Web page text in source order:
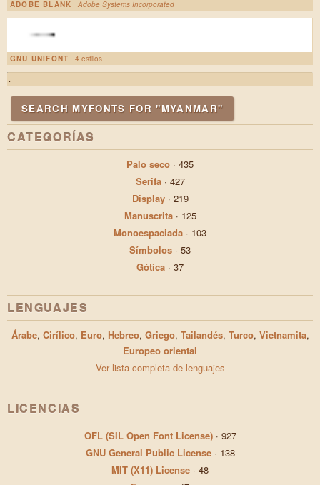
ADOBE BLANK Adobe Systems Incorporated
GNU UNIFONT 4 estilos
.
SEARCH MYFONTS FOR "MYANMAR"
CATEGORÍAS
Palo seco · 435
Serifa· 427
Display· 219
Manuscrita· 125
Monoespaciada · 103
Símbolos · 53
Gótica · 37
LENGUAJES
Árabe, Cirílico, Euro, Hebreo, Griego, Tailandés, Turco, Vietnamita,
Europeo oriental
Ver lista completa de lenguajes
LICENCIAS
OFL (SIL Open Font License)· 927
GNU General Public License· 138
MIT (X11) License · 48